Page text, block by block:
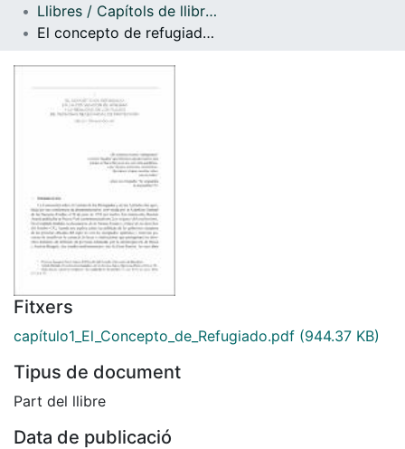
Com publicar
Llibres / Capítols de llibre (Ciència Política, Dret Constitucional i Filosofia del Dret)
El concepto de refugiado en la Convención de Ginebra y la realidad de los flujos de personas necesitadas de protección
Fitxers
capítulo1_El_Concepto_de_Refugiado.pdf (944.37 KB)
Tipus de document
Part del llibre
Data de publicació